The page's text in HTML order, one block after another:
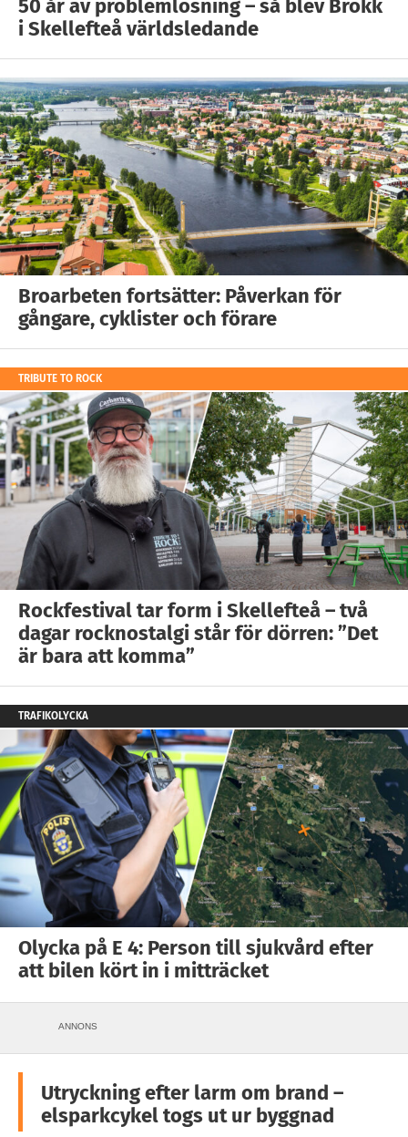
50 år av problemlösning – så blev Brokk
i Skellefteå världsledande
Broarbeten fortsätter: Påverkan för
gångare, cyklister och förare
TRIBUTE TO ROCK
Rockfestival tar form i Skellefteå – två
dagar rocknostalgi står för dörren: ”Det
är bara att komma”
TRAFIKOLYCKA
Olycka på E 4: Person till sjukvård efter
att bilen kört in i mitträcket
ANNONS
Utryckning efter larm om brand –
elsparkcykel togs ut ur byggnad